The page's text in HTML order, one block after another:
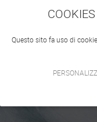
Questo sito fa uso di